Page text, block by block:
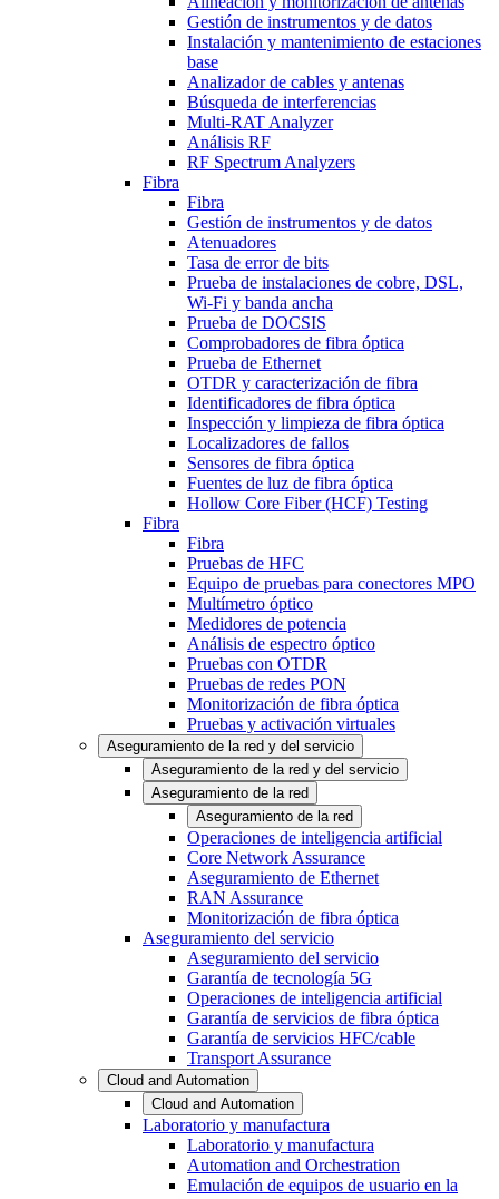
Gestión de instrumentos y de datos
Instalación y mantenimiento de estaciones
base
Analizador de cables y antenas
Búsqueda de interferencias
Multi-RAT Analyzer
Análisis RF
RF Spectrum Analyzers
Fibra
Fibra
Gestión de instrumentos y de datos
Atenuadores
Tasa de error de bits
Prueba de instalaciones de cobre, DSL,
Wi-Fi y banda ancha
Prueba de DOCSIS
Comprobadores de fibra óptica
Prueba de Ethernet
OTDR y caracterización de fibra
Identificadores de fibra óptica
Inspección y limpieza de fibra óptica
Localizadores de fallos
Sensores de fibra óptica
Fuentes de luz de fibra óptica
Hollow Core Fiber (HCF) Testing
Fibra
Fibra
Pruebas de HFC
Equipo de pruebas para conectores MPO
Multímetro óptico
Medidores de potencia
Análisis de espectro óptico
Pruebas con OTDR
Pruebas de redes PON
Monitorización de fibra óptica
Pruebas y activación virtuales
Aseguramiento de la red y del servicio
Aseguramiento de la red y del servicio
Aseguramiento de la red
Aseguramiento de la red
Operaciones de inteligencia artificial
Core Network Assurance
Aseguramiento de Ethernet
RAN Assurance
Monitorización de fibra óptica
Aseguramiento del servicio
Aseguramiento del servicio
Garantía de tecnología 5G
Operaciones de inteligencia artificial
Garantía de servicios de fibra óptica
Garantía de servicios HFC/cable
Transport Assurance
Cloud and Automation
Cloud and Automation
Laboratorio y manufactura
Laboratorio y manufactura
Automation and Orchestration
Emulación de equipos de usuario en la